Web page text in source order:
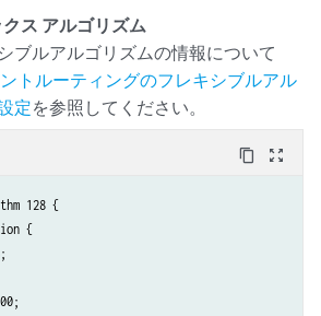
ス アルゴリズム
ブルアルゴリズムの情報について
トルーティングのフレキシブルアル
定を参照してください。
content_copy zoom_out_map
128 {
{